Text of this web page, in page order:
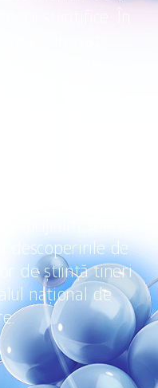
științifice. În
și Inovații
biologică și
și efectul
uman.
cei mai buni
experiență în
active ne
inovatoare în
descoperirile de
de știință tineri
național de